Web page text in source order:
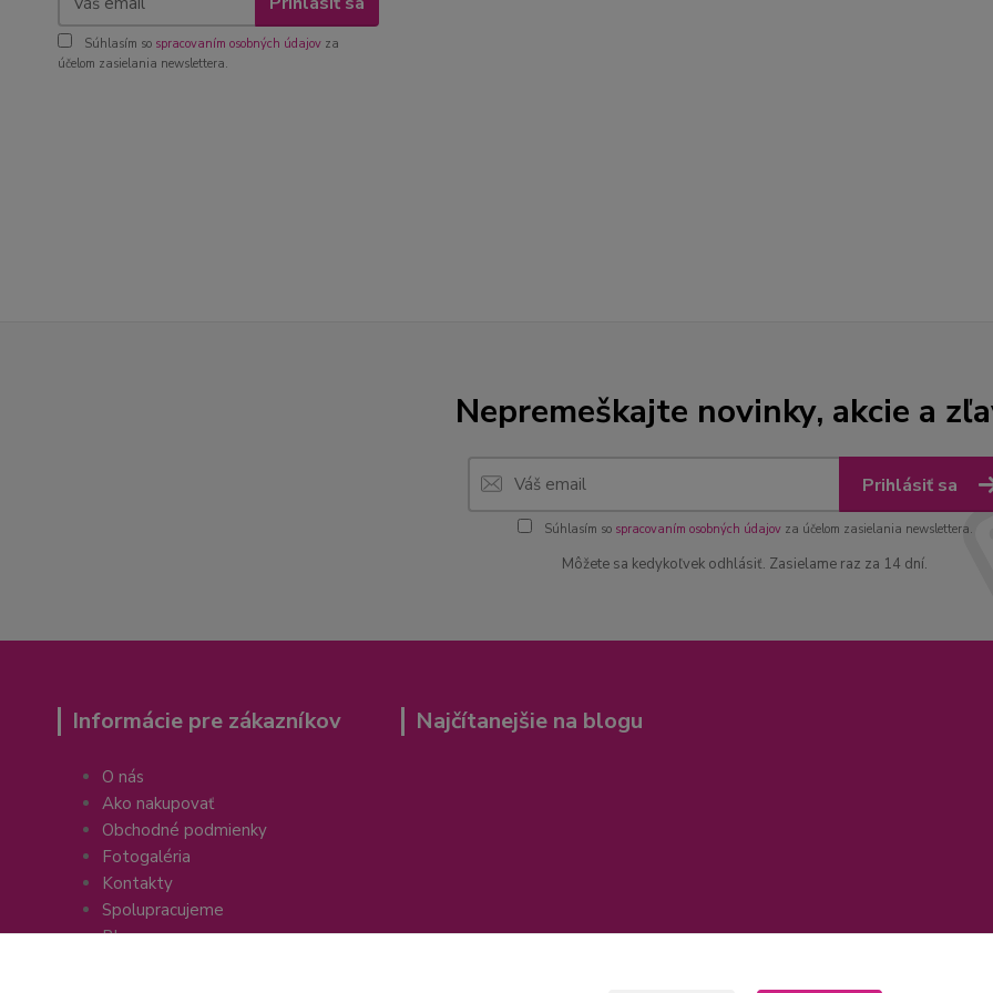
Súhlasím so spracovaním osobných údajov za
účelom zasielania newslettera.
Nepremeškajte novinky, akcie a
Prihlásiť sa
Súhlasím so spracovaním osobných údajovza účelom zasielania newslettera.
Môžete sa kedykoľvek odhlásiť. Zasielame raz za 14 dní.
Informácie pre zákazníkov
O nás
Ako nakupovať
Obchodné podmienky
Fotogaléria
Kontakty
Spolupracujeme
Blog
Najčítanejšie na blogu